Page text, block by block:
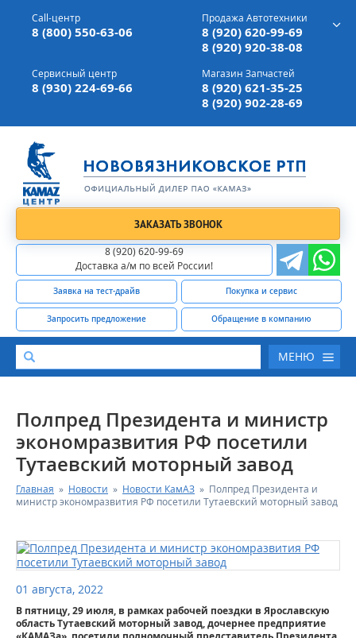
г. Вязники,ул. Механизаторов, д 90
Доставка а/м,по всей России
Call-центр
8 (800) 550-63-06
Продажа Автотехники
8 (920) 620-99-69
8 (920) 920-38-08
Сервисный центр
8 (930) 224-69-66
Магазин Запчастей
8 (920) 621-35-25
8 (920) 902-28-69
ЗАКАЗАТЬ ЗВОНОК
8 (920) 620-99-69
Доставка а/м по всей России!
Заявка на тест-драйв Покупка и сервис
Запросить предложение Обращение в компанию
МЕНЮ
КАТАЛОГ АВТОТЕХНИКИ
СЕРВИС И ГАРАНТИЙНЫЕ ОБЯЗАТЕЛЬСТВА
РЕМОНТ ДВИГАТЕЛЕЙ КАМАЗ
ФИНАНСОВЫЙ СЕРВИС
Полпред Президента и министр
экономразвития РФ посетили
Тутаевский моторный завод
Главная » Новости » Новости КамАЗ » Полпред Президента и
министр экономразвития РФ посетили Тутаевский моторный завод
01 августа, 2022
В пятницу, 29 июля, в рамках рабочей поездки в Ярославскую
область Тутаевский моторный завод, дочернее предприятие